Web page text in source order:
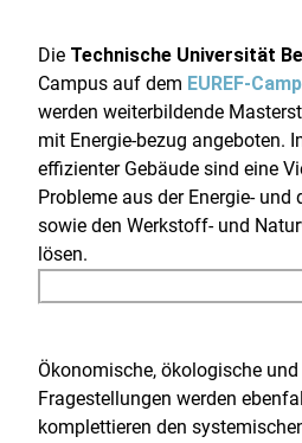
Die Technische Universität
Campus auf dem EUREF-
werden weiterbildende
mit Energie-bezug angeboten.
effizienter Gebäude sind eine
Probleme aus der Energie- und
sowie den Werkstoff- und
lösen.
Ökonomische, ökologische
Fragestellungen werden
komplettieren den